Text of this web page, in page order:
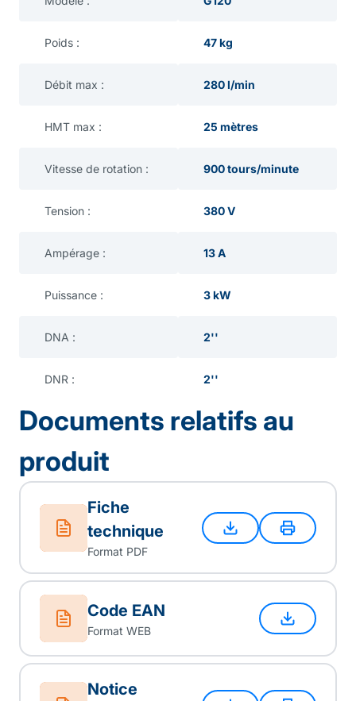
Poids : 47 kg
Débit max : 280 l/min
HMT max : 25 mètres
Vitesse de rotation : 900 tours/minute
Tension : 380 V
Ampérage : 13 A
Puissance : 3 kW
DNA : 2''
DNR : 2''
Documents relatifs au
produit
Fiche
technique
Format PDF
Code EAN
Format WEB
Notice